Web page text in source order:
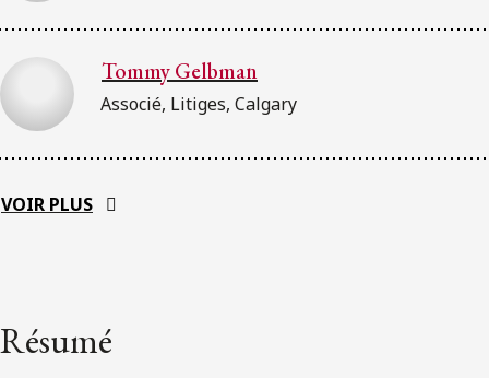
Tommy Gelbman
Associé, Litiges, Calgary
VOIR PLUS
Résumé